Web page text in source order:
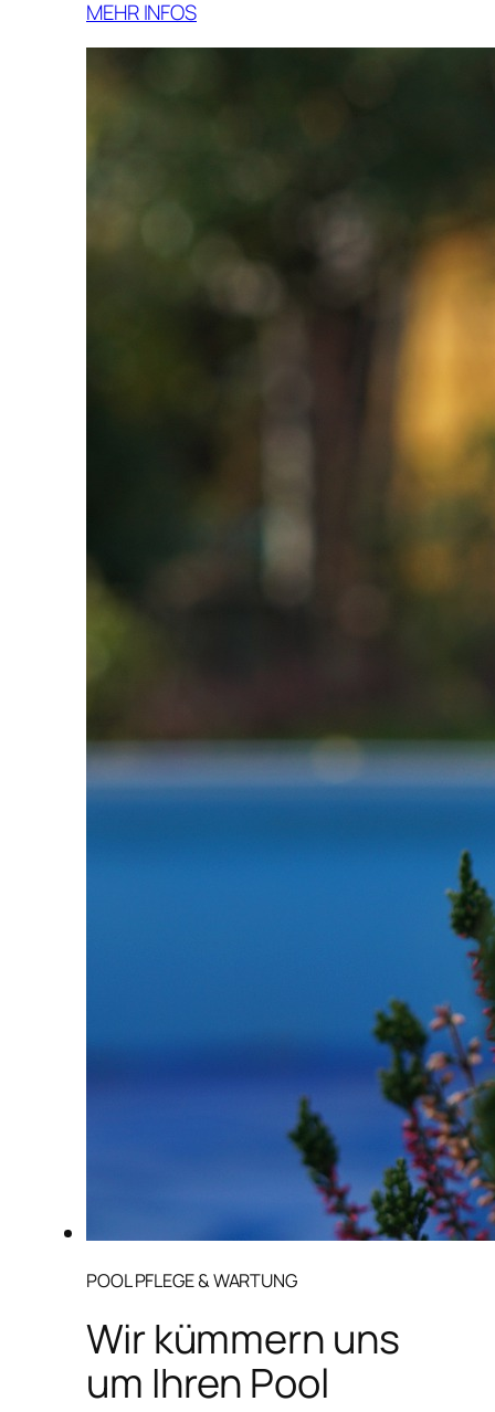
MEHR INFOS
POOL PFLEGE & WARTUNG
Wir kümmern uns
um Ihren Pool